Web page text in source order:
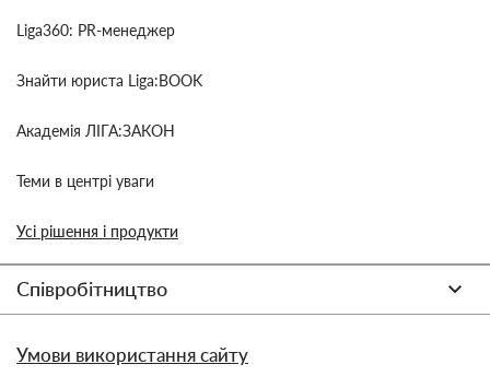
Liga360: PR-менеджер
Знайти юриста Liga:BOOK
Академія ЛІГА:ЗАКОН
Теми в центрі уваги
Усі рішення і продукти
Співробітництво
Умови використання сайту